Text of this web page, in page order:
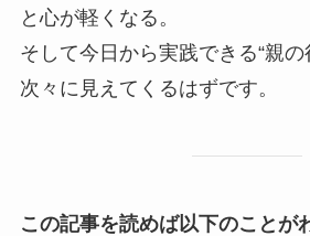
と心が軽くなる。
そして今日から実践できる“親
次々に見えてくるはずです。
この記事を読めば以下のことが